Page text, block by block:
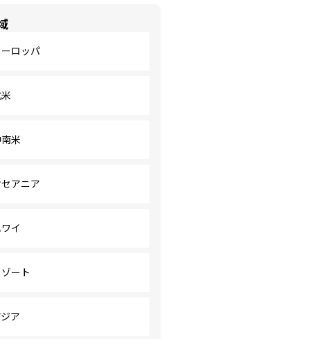
ロッパ
米
アニア
イ
ート
ア